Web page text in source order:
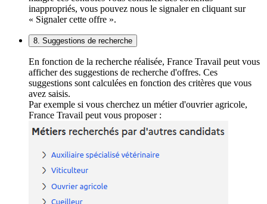
inappropriés, vous pouvez nous le signaler en cliquant sur
« Signaler cette offre ».
8. Suggestions de recherche
En fonction de la recherche réalisée, France Travail peut vous
afficher des suggestions de recherche d'offres. Ces
suggestions sont calculées en fonction des critères que vous
avez saisis.
Par exemple si vous cherchez un métier d'ouvrier agricole,
France Travail peut vous proposer :